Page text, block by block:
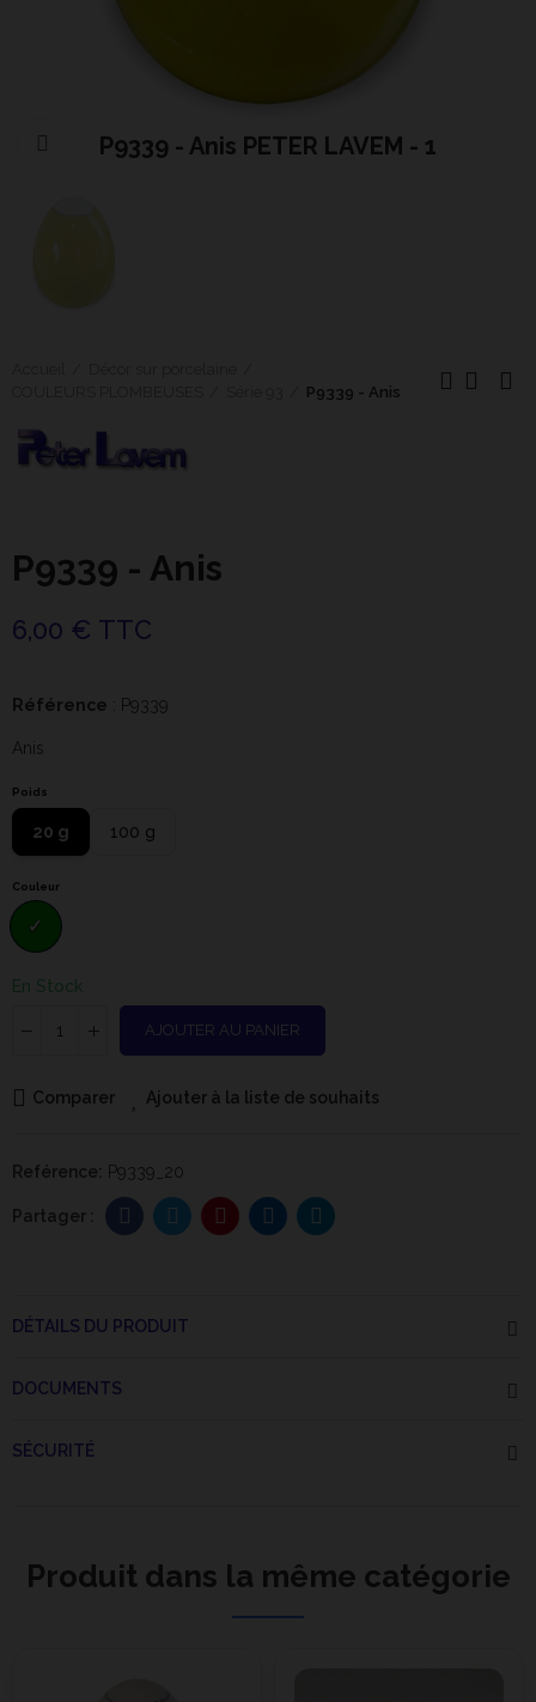
P9339 - Anis PETER LAVEM - 1
Cliquer pour agrandir
P9339 - Anis
P9339 - Anis
6,00 € TTC
Référence : P9339
Anis
Poids
20 g 100 g
Couleur
En Stock
AJOUTER AU PANIER
Comparer Ajouter à la liste de souhaits
Reférence: P9339_20
DÉTAILS DU PRODUIT
DOCUMENTS
SÉCURITÉ
Produit dans la même catégorie